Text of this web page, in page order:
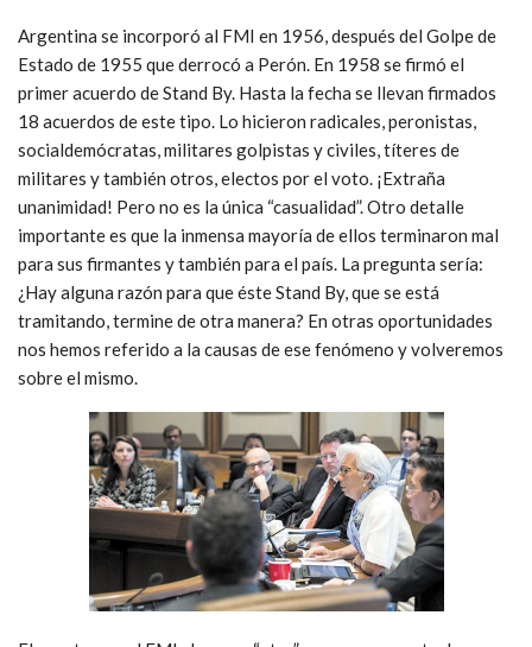
Argentina se incorporó al FMI en 1956, después del Golpe de
Estado de 1955 que derrocó a Perón. En 1958 se firmó el
primer acuerdo de Stand By. Hasta la fecha se llevan firmados
18 acuerdos de este tipo. Lo hicieron radicales, peronistas,
socialdemócratas, militares golpistas y civiles, títeres de
militares y también otros, electos por el voto. ¡Extraña
unanimidad! Pero no es la única “casualidad”. Otro detalle
importante es que la inmensa mayoría de ellos terminaron mal
para sus firmantes y también para el país. La pregunta sería:
¿Hay alguna razón para que éste Stand By, que se está
tramitando, termine de otra manera? En otras oportunidades
nos hemos referido a la causas de ese fenómeno y volveremos
sobre el mismo.